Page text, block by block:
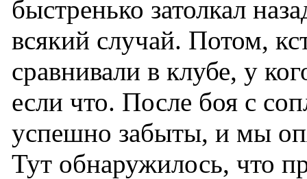
быстренько затолкал
всякий случай. Потом,
сравнивали в клубе, у
если что. После боя с
успешно забыты, и мы
Тут обнаружилось, что